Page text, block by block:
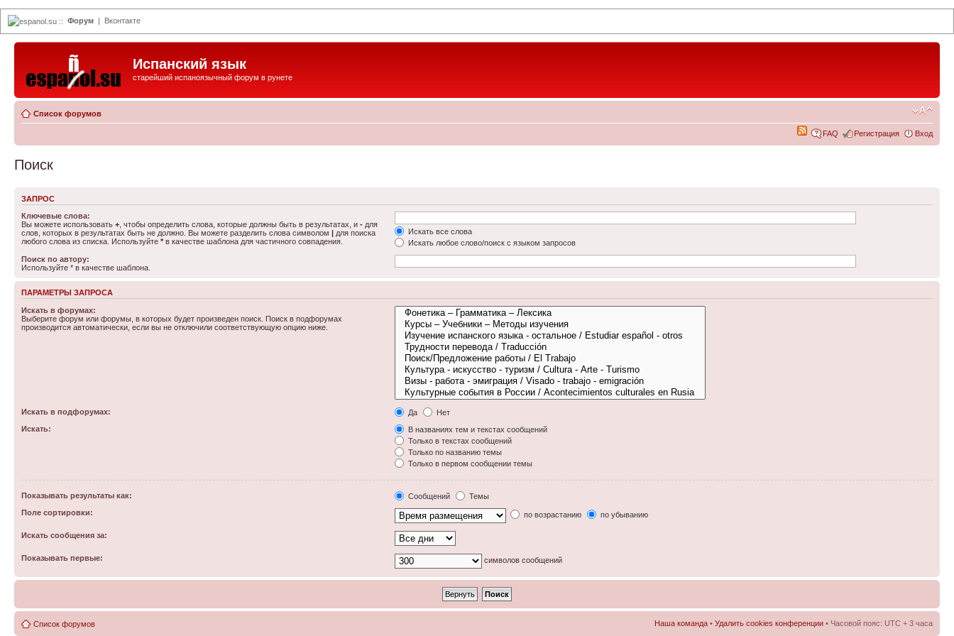
espanol.su :: Форум | Вконтакте
Испанский язык
старейший испаноязычный форум в рунете
Список форумов
FAQ Регистрация Вход
Поиск
ЗАПРОС
Ключевые слова:
Вы можете использовать + , чтобы определить слова, которые должны быть в результатах, и - для
слов, которых в результатах быть не должно. Вы можете разделить слова символом | для поиска
любого слова из списка. Используйте * в качестве шаблона для частичного совпадения.
Искать все слова
Искать любое слово/поиск с языком запросов
Поиск по автору:
Используйте * в качестве шаблона.
ПАРАМЕТРЫ ЗАПРОСА
Искать в форумах:
Выберите форум или форумы, в которых будет произведен поиск. Поиск в подфорумах
производится автоматически, если вы не отключили соответствующую опцию ниже.
Искать в подфорумах: Да
Нет
Искать:
В названиях тем и текстах сообщений
Только в текстах сообщений
Только по названию темы
Только в первом сообщении темы
Показывать результаты как: Сообщений
Темы
Поле сортировки:
по возрастанию по убыванию
Искать сообщения за:
Показывать первые: символов сообщений
Список форумов Наша команда • Удалить cookies конференции • Часовой пояс: UTC + 3 часа